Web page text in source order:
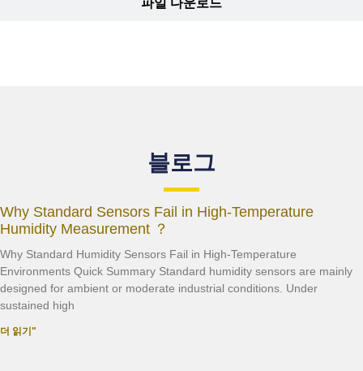
파일 다운로드
블로그
Why Standard Sensors Fail in High-Temperature
Humidity Measurement ？
Why Standard Humidity Sensors Fail in High-Temperature
Environments Quick Summary Standard humidity sensors are mainly
designed for ambient or moderate industrial conditions. Under
sustained high
더 읽기"